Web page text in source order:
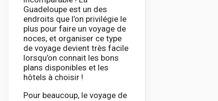
Guadeloupe est un des
endroits que l’on privilégie le
plus pour faire un voyage de
noces, et organiser ce type
de voyage devient très facile
lorsqu’on connait les bons
plans disponibles et les
hôtels à choisir !
Pour beaucoup, le voyage de